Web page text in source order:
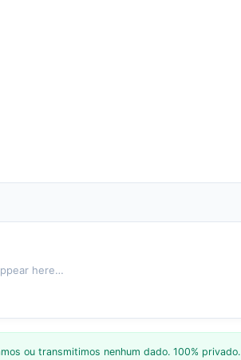
here…
ou transmitimos nenhum dado. 100% privado.